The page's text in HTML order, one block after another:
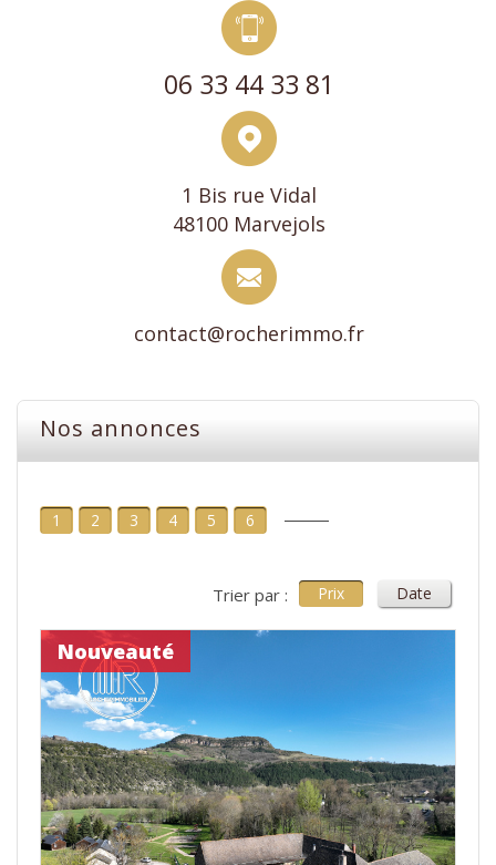
06 33 44 33 81
1 Bis rue Vidal
48100 Marvejols
contact@rocherimmo.fr
Nos annonces
1 2 3 4 5 6
Trier par : Prix Date
Nouveauté